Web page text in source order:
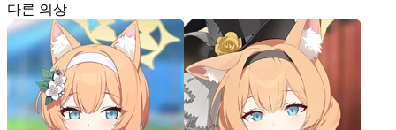
다른 의상